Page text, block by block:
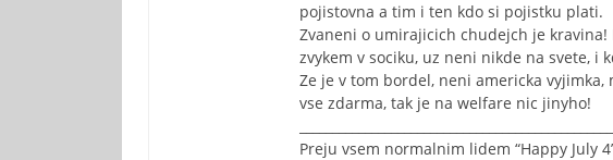
pojistovna a tim i ten kdo si pojistku plati.
Zvaneni o umirajicich chudejch je
zvykem v sociku, uz neni nikde na svete, i
Ze je v tom bordel, neni americka
vse zdarma, tak je na welfare nic jinyho!
Preju vsem normalnim lidem “Happy July